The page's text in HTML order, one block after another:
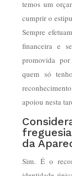
temos um
cumprir o
Sempre
financeira e
promovida
quem só
apoiou nesta
da
Sim. É o